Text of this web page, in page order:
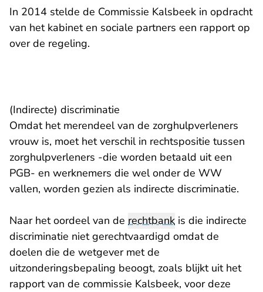
In 2014 stelde de Commissie Kalsbeek in opdracht
van het kabinet en sociale partners een rapport op
over de regeling.
(Indirecte) discriminatie
Omdat het merendeel van de zorghulpverleners
vrouw is, moet het verschil in rechtspositie tussen
zorghulpverleners -die worden betaald uit een
PGB- en werknemers die wel onder de WW
vallen, worden gezien als indirecte discriminatie.
Naar het oordeel van de rechtbank is die indirecte
discriminatie niet gerechtvaardigd omdat de
doelen die de wetgever met de
uitzonderingsbepaling beoogt, zoals blijkt uit het
rapport van de commissie Kalsbeek, voor deze